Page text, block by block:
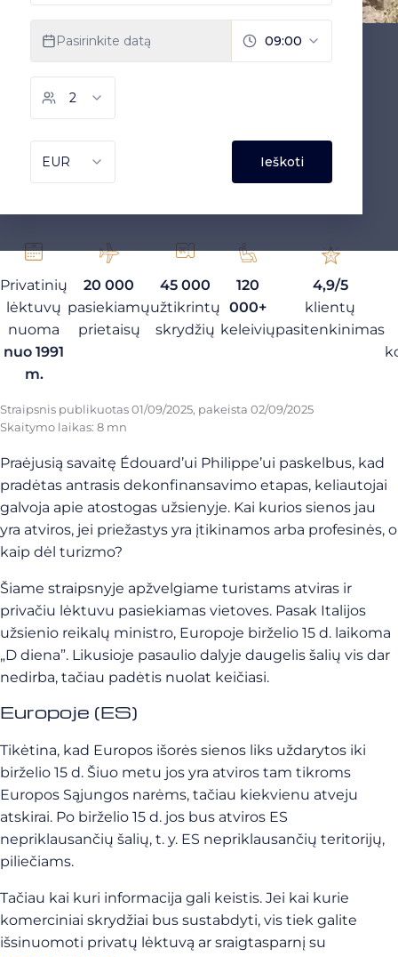
Privatinių
lėktuvų
nuoma
nuo 1991
m.
20 000
pasiekiamų
prietaisų
45 000
užtikrintų
skrydžių
120
000+
keleivių
4,9/5
klientų
pasitenkinimas
Straipsnis publikuotas01/09/2025, pakeista 02/09/2025
Skaitymo laikas: 8 mn
Praėjusią savaitę Édouard’ui Philippe’ui paskelbus, kad
pradėtas antrasis dekonfinansavimo etapas, keliautojai
galvoja apie atostogas užsienyje. Kai kurios sienos jau
yra atviros, jei priežastys yra įtikinamos arba profesinės, o
kaip dėl turizmo?
Šiame straipsnyje apžvelgiame turistams atviras ir
privačiu lėktuvu pasiekiamas vietoves. Pasak Italijos
užsienio reikalų ministro, Europoje birželio 15 d. laikoma
„D diena”. Likusioje pasaulio dalyje daugelis šalių vis dar
nedirba, tačiau padėtis nuolat keičiasi.
Europoje (ES)
Tikėtina, kad Europos išorės sienos liks uždarytos iki
birželio 15 d. Šiuo metu jos yra atviros tam tikroms
Europos Sąjungos narėms, tačiau kiekvienu atveju
atskirai. Po birželio 15 d. jos bus atviros ES
nepriklausančių šalių, t. y. ES nepriklausančių teritorijų,
piliečiams.
Tačiau kai kuri informacija gali keistis. Jei kai kurie
komerciniai skrydžiai bus sustabdyti, vis tiek galite
išsinuomoti privatų lėktuvą ar sraigtasparnį su